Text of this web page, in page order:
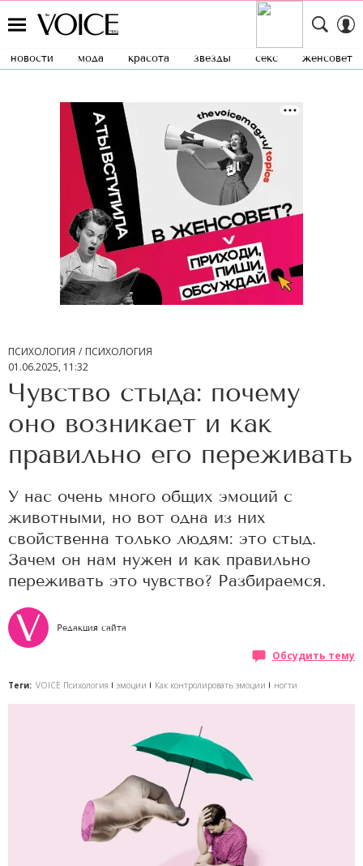
новости мода красота звезды секс женсовет
ПСИХОЛОГИЯ
ПСИХОЛОГИЯ
01.06.2025, 11:32
Чувство стыда: почему
оно возникает и как
правильно его переживать
У нас очень много общих эмоций с
животными, но вот одна из них
свойственна только людям: это стыд.
Зачем он нам нужен и как правильно
переживать это чувство? Разбираемся.
Редакция сайта
Обсудить тему
Теги: VOICE Психология эмоции Как контролировать эмоции ногти